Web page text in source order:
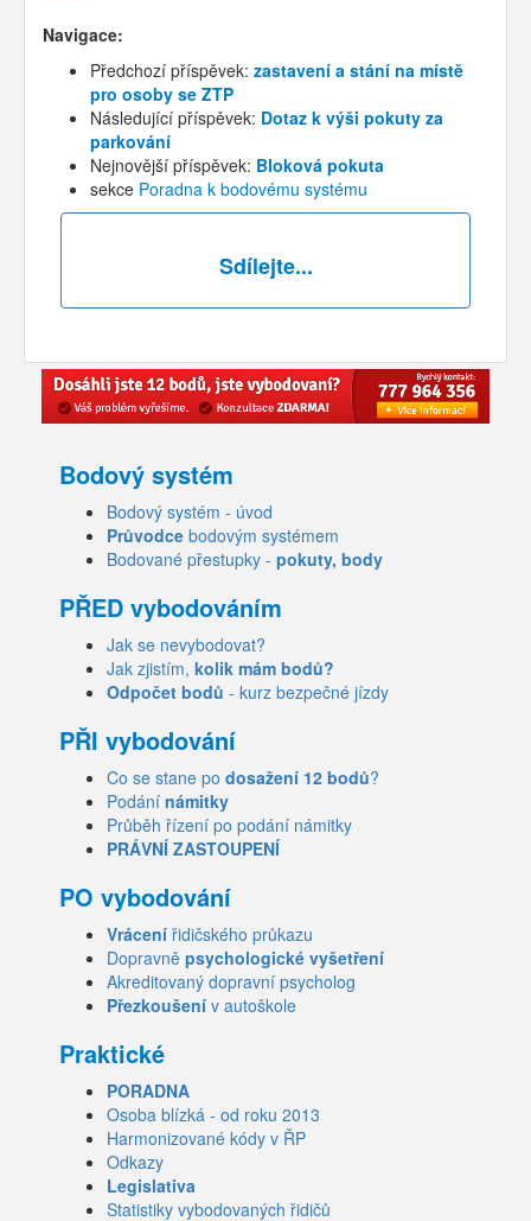
Navigace:
Předchozí příspěvek: zastavení a stání na místě
pro osoby se ZTP
Následující příspěvek: Dotaz k výši pokuty za
parkování
Nejnovější příspěvek: Bloková pokuta
sekce Poradna k bodovému systému
Sdílejte...
Bodový systém
Bodový systém - úvod
Průvodce bodovým systémem
Bodované přestupky - pokuty, body
PŘED vybodováním
Jak se nevybodovat?
Jak zjistím, kolik mám bodů?
Odpočet bodů - kurz bezpečné jízdy
PŘI vybodování
Co se stane po dosažení 12 bodů?
Podání námitky
Průběh řízení po podání námitky
PRÁVNÍ ZASTOUPENÍ
PO vybodování
Vrácení řidičského průkazu
Dopravně psychologické vyšetření
Akreditovaný dopravní psycholog
Přezkoušení v autoškole
Praktické
PORADNA
Osoba blízká - od roku 2013
Harmonizované kódy v ŘP
Odkazy
Legislativa
Statistiky vybodovaných řidičů